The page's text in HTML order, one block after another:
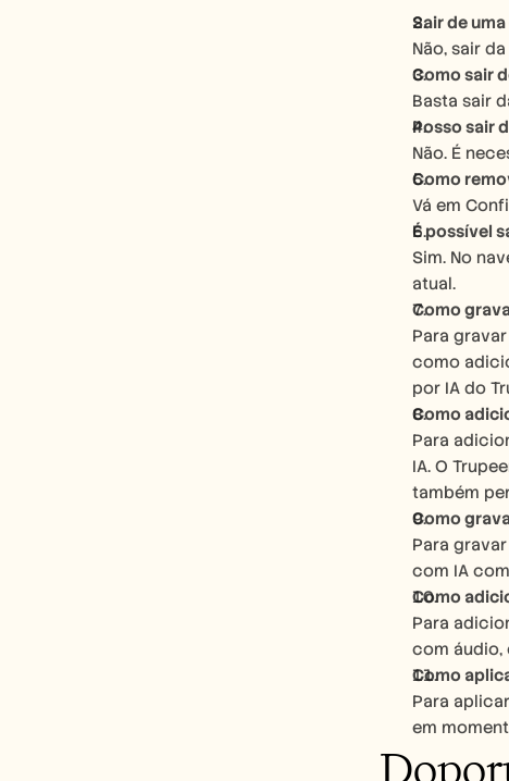
Sair de
Não, sair
Como sair
Basta sair
Posso sair
Não. É
Como
Vá em
É possível
Sim. No
atual.
Como
Para
como
por IA do
Como
Para
IA. O
também
Como
Para
com IA
Como
Para
com áudio,
Como
Para
em